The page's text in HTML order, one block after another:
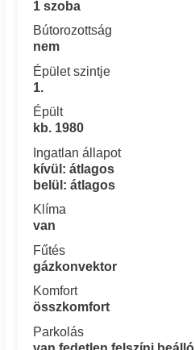
1 szoba
Bútorozottság
nem
Épület szintje
1.
Épült
kb. 1980
Ingatlan állapot
kívül: átlagos
belül: átlagos
Klíma
van
Fűtés
gázkonvektor
Komfort
összkomfort
Parkolás